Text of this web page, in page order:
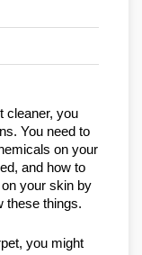
cleaner, you
You need to
on your
and how to
your skin by
these things.
you might